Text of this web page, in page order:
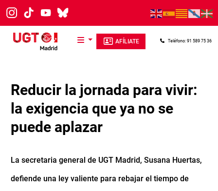
Pasar al contenido principal
AFÍLIATE Teléfono: 91 589 75 36
Reducir la jornada para vivir:
la exigencia que ya no se
puede aplazar
La secretaria general de UGT Madrid, Susana Huertas,
defiende una ley valiente para rebajar el tiempo de